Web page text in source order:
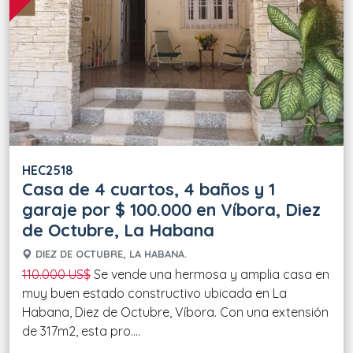
HEC2518
Casa de 4 cuartos, 4 baños y 1
garaje por $ 100.000 en Víbora, Diez
de Octubre, La Habana
DIEZ DE OCTUBRE, LA HABANA.
110.000 US$ Se vende una hermosa y amplia casa en
muy buen estado constructivo ubicada en La
Habana, Diez de Octubre, Víbora. Con una extensión
de 317m2, esta pro....